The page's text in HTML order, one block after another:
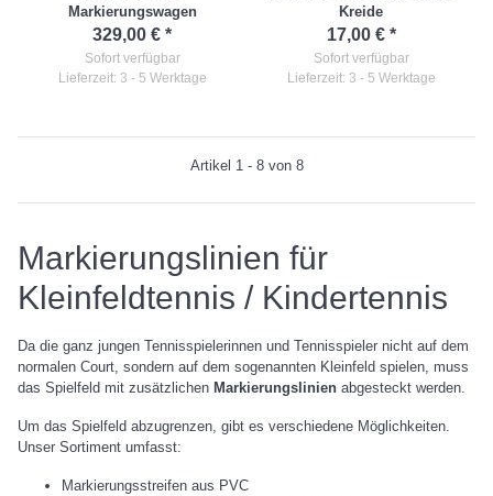
Markierungswagen
329,00 € *
Sofort verfügbar
Lieferzeit: 3 - 5 Werktage
Kreide
17,00 € *
Sofort verfügbar
Lieferzeit: 3 - 5 Werktage
Artikel 1 - 8 von 8
Markierungslinien für
Kleinfeldtennis / Kindertennis
Da die ganz jungen Tennisspielerinnen und Tennisspieler nicht auf dem
normalen Court, sondern auf dem sogenannten Kleinfeld spielen, muss
das Spielfeld mit zusätzlichen Markierungslinien abgesteckt werden.
Um das Spielfeld abzugrenzen, gibt es verschiedene Möglichkeiten.
Unser Sortiment umfasst:
Markierungsstreifen aus PVC